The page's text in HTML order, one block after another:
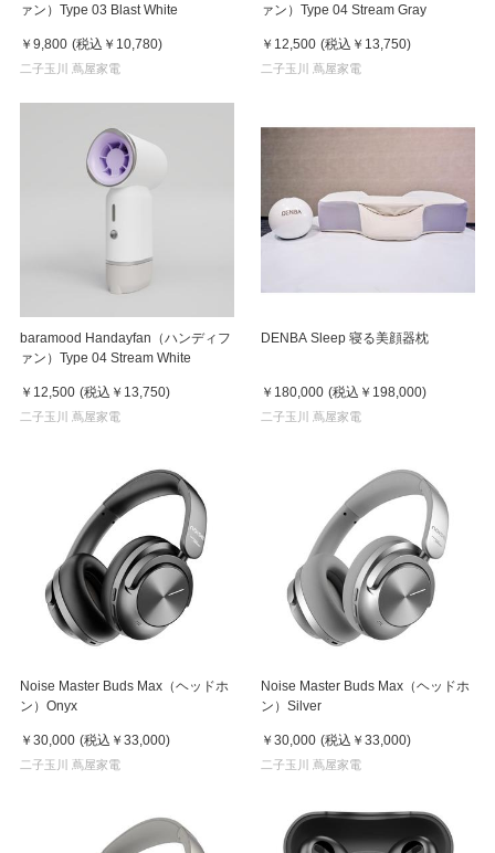
ァン）Type 03 Blast White
￥9,800 (税込 ￥10,780)
二子玉川 蔦屋家電
ァン）Type 04 Stream Gray
￥12,500 (税込 ￥13,750)
二子玉川 蔦屋家電
baramood Handayfan（ハンディフ
ァン）Type 04 Stream White
￥12,500 (税込 ￥13,750)
二子玉川 蔦屋家電
DENBA Sleep 寝る美顔器枕
￥180,000 (税込 ￥198,000)
二子玉川 蔦屋家電
Noise Master Buds Max（ヘッドホ
ン）Onyx
￥30,000 (税込 ￥33,000)
二子玉川 蔦屋家電
Noise Master Buds Max（ヘッドホ
ン）Silver
￥30,000 (税込 ￥33,000)
二子玉川 蔦屋家電